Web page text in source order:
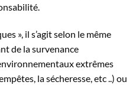
», il s’agit selon le même
de la survenance
extrêmes
la sécheresse, etc ..) ou